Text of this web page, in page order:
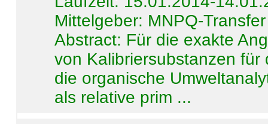
Mittelgeber: MNPQ-Transfer
Abstract: Für die exakte
von Kalibriersubstanzen
die organische
als relative prim ...